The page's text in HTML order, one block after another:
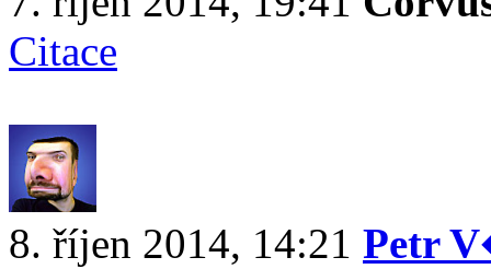
Citace
8. říjen 2014, 14:21 Petr